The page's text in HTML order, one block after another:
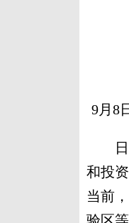
9月8
日本
和投
当前